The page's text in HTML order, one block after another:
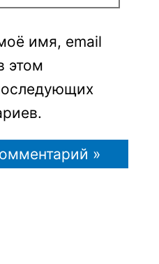
имя, email
этом